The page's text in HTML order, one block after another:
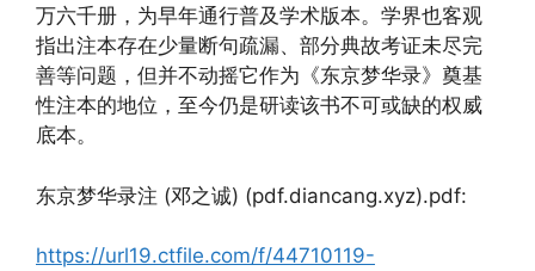
万六千册，为早年通行普及学术版本。学界也客观
指出注本存在少量断句疏漏、部分典故考证未尽完
善等问题，但并不动摇它作为《东京梦华录》奠基
性注本的地位，至今仍是研读该书不可或缺的权威
底本。
东京梦华录注 (邓之诚) (pdf.diancang.xyz).pdf:
https://url19.ctfile.com/f/44710119-